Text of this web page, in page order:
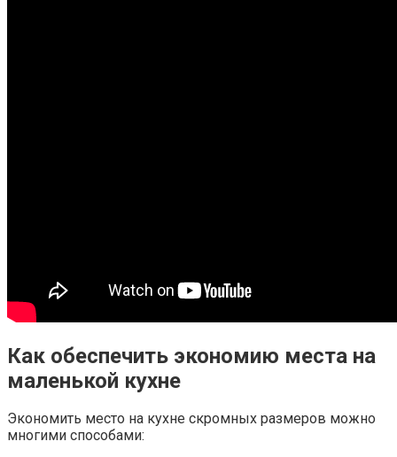
Как обеспечить экономию места на
маленькой кухне
Экономить место на кухне скромных размеров можно
многими способами: